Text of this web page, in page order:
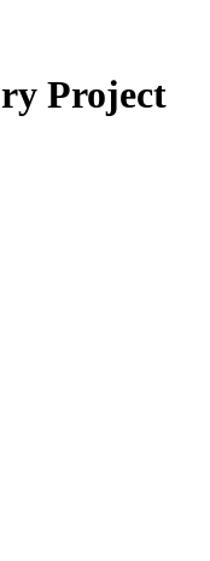
Project